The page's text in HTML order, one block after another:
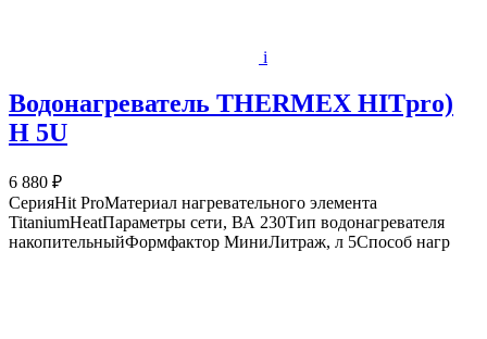
i
Водонагреватель THERMEX HITpro)
H 5U
6 880 ₽
СерияHit ProМатериал нагревательного элемента
TitaniumHeatПараметры сети, ВА 230Тип водонагревателя
накопительныйФормфактор МиниЛитраж, л 5Способ нагр